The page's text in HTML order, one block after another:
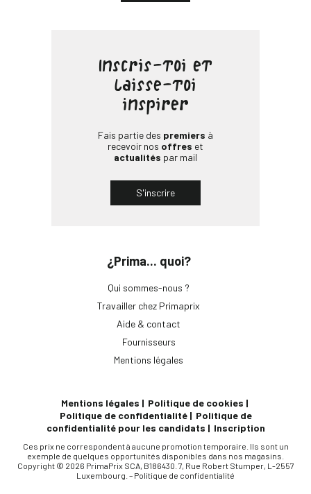
¿Prima... quoi?
Qui sommes-nous ?
Travailler chez Primaprix
Aide & contact
Fournisseurs
Mentions légales
Inscris-toi et
laisse-toi
inspirer
Fais partie des premiers à
recevoir nos offres et
actualités par mail
S'inscrire
Mentions légales
Politique de cookies
Politique de confidentialité
Politique de
confidentialité pour les candidats
Inscription
Ces prix ne correspondent à aucune promotion temporaire. Ils sont un
exemple de quelques opportunités disponibles dans nos magasins.
Copyright © 2026 PrimaPrix SCA, B186430. 7, Rue Robert Stumper, L-2557
Luxembourg. – Politique de confidentialité